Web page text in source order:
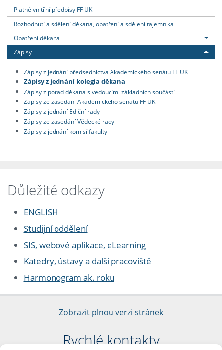
Platné vnitřní předpisy FF UK
Rozhodnutí a sdělení děkana, opatření a sdělení tajemníka
Opatření děkana
Zápisy
Zápisy z jednání předsednictva Akademického senátu FF UK
Zápisy z jednání kolegia děkana
Zápisy z porad děkana s vedoucími základních součástí
Zápisy ze zasedání Akademického senátu FF UK
Zápisy z jednání Ediční rady
Zápisy ze zasedání Vědecké rady
Zápisy z jednání komisí fakulty
Důležité odkazy
ENGLISH
Studijní oddělení
SIS, webové aplikace, eLearning
Katedry, ústavy a další pracoviště
Harmonogram ak. roku
Zobrazit plnou verzi stránek
Rychlé kontakty